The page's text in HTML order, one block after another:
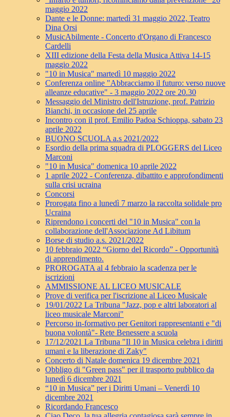
maggio 2022
Dante e le Donne: martedì 31 maggio 2022, Teatro
Dina Orsi
MusicAbilmente - Concerto d'Organo di Francesco
Cardelli
XIII edizione della Festa della Musica Attiva 14-15
maggio 2022
"10 in Musica" martedì 10 maggio 2022
Conferenza online "Abbracciamo il futuro: verso nuove
alleanze educative" - 3 maggio 2022 ore 20.30
Messaggio del Ministro dell'Istruzione, prof. Patrizio
Bianchi, in occasione del 25 aprile
Incontro con il prof. Emilio Padoa Schioppa, sabato 23
aprile 2022
BUONO SCUOLA a.s 2021/2022
Esordio della prima squadra di PLOGGERS del Liceo
Marconi
"10 in Musica" domenica 10 aprile 2022
1 aprile 2022 - Conferenza, dibattito e approfondimenti
sulla crisi ucraina
Concorsi
Prorogata fino a lunedì 7 marzo la raccolta solidale pro
Ucraina
Riprendono i concerti del "10 in Musica" con la
collaborazione dell'Associazione Ad Libitum
Borse di studio a.s. 2021/2022
10 febbraio 2022 “Giorno del Ricordo” - Opportunità
di apprendimento.
PROROGATA al 4 febbraio la scadenza per le
iscrizioni
AMMISSIONE AL LICEO MUSICALE
Prove di verifica per l'iscrizione al Liceo Musicale
19/01/2022 La Tribuna "Jazz, pop e altri laboratori al
liceo musicale Marconi"
Percorso in-formativo per Genitori rappresentanti e "di
buona volontà"- Rete Benessere a scuola
17/12/2021 La Tribuna "Il 10 in Musica celebra i diritti
umani e la liberazione di Zaky"
Concerto di Natale domenica 19 dicembre 2021
Obbligo di "Green pass" per il trasporto pubblico da
lunedì 6 dicembre 2021
“10 in Musica” per i Diritti Umani – Venerdì 10
dicembre 2021
Ricordando Francesco